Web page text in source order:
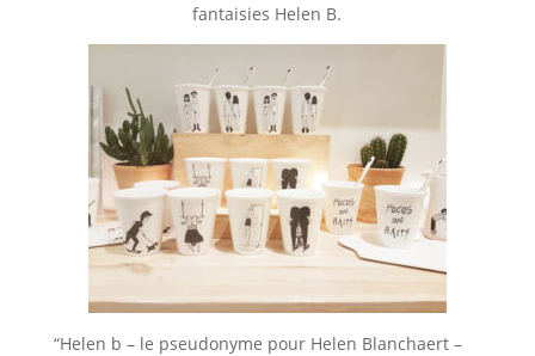
fantaisies Helen B.
“Helen b – le pseudonyme pour Helen Blanchaert –